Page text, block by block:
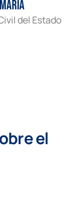
María
del Estado
el